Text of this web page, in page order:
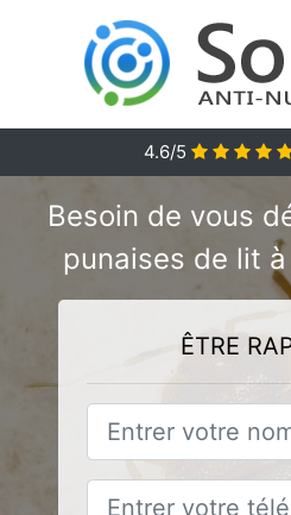
4.6/5
Besoin de vous
punaises de lit
ÊTRE